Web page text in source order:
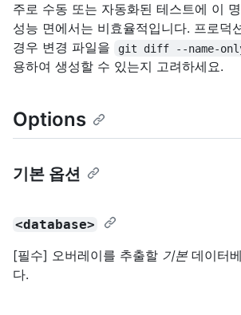
주로 수동 또는 자동화된 테스트에 이
성능 면에서는 비효율적입니다. 프로덕
경우 변경 파일을
git diff --name-
용하여 생성할 수 있는지 고려하세요.
Options
기본 옵션
<database>
[필수] 오버레이를 추출할 기본 데이터
다.